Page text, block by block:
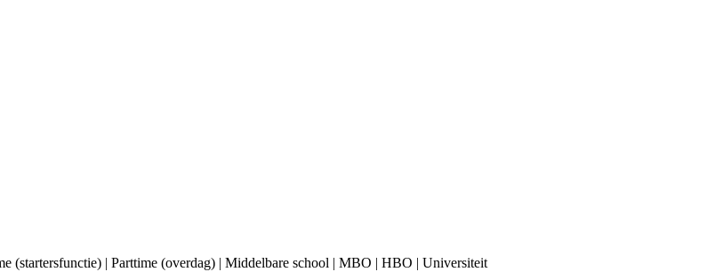
(startersfunctie) | Parttime (overdag) | Middelbare school | MBO | HBO | Universiteit